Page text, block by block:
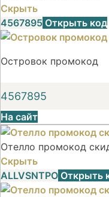
Скрыть
4567895 Открыть код
Островок промокод
4567895
На сайт
Отелло промокод
Скрыть
ALLVSNTPO Открыть